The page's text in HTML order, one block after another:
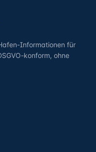
Informationen für
konform, ohne